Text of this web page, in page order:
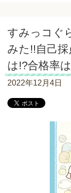
すみっコぐ
みた!!自己
は!?合格率
2022年12月4日